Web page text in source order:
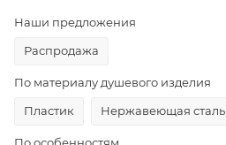
Наши предложения
Распродажа
По материалу душевого изделия
Пластик
Нержавеющая сталь